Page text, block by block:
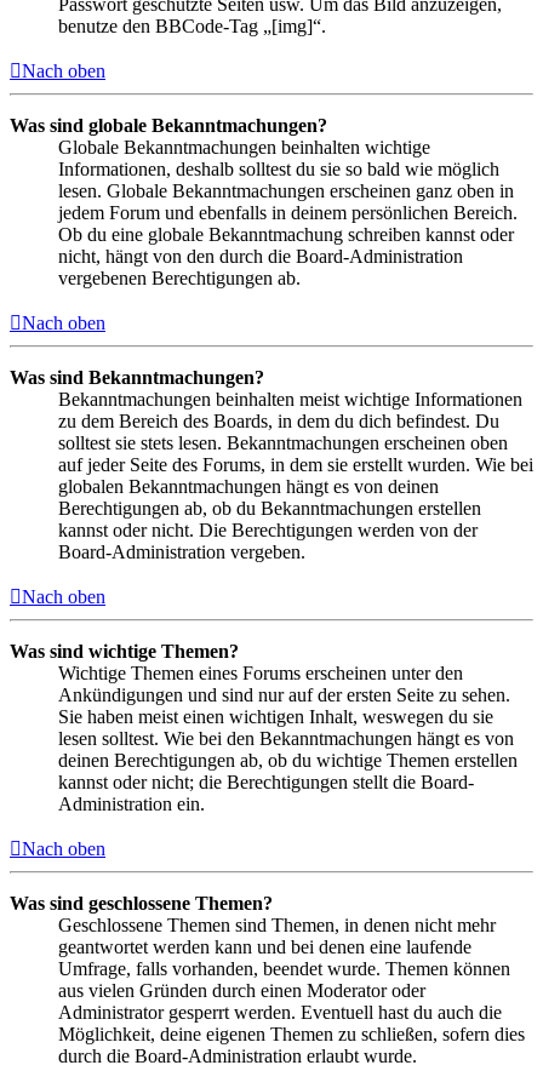
benutze den BBCode-Tag „[img]“.
Nach oben
Was sind globale Bekanntmachungen?
Globale Bekanntmachungen beinhalten wichtige
Informationen, deshalb solltest du sie so bald wie möglich
lesen. Globale Bekanntmachungen erscheinen ganz oben in
jedem Forum und ebenfalls in deinem persönlichen Bereich.
Ob du eine globale Bekanntmachung schreiben kannst oder
nicht, hängt von den durch die Board-Administration
vergebenen Berechtigungen ab.
Nach oben
Was sind Bekanntmachungen?
Bekanntmachungen beinhalten meist wichtige Informationen
zu dem Bereich des Boards, in dem du dich befindest. Du
solltest sie stets lesen. Bekanntmachungen erscheinen oben
auf jeder Seite des Forums, in dem sie erstellt wurden. Wie bei
globalen Bekanntmachungen hängt es von deinen
Berechtigungen ab, ob du Bekanntmachungen erstellen
kannst oder nicht. Die Berechtigungen werden von der
Board-Administration vergeben.
Nach oben
Was sind wichtige Themen?
Wichtige Themen eines Forums erscheinen unter den
Ankündigungen und sind nur auf der ersten Seite zu sehen.
Sie haben meist einen wichtigen Inhalt, weswegen du sie
lesen solltest. Wie bei den Bekanntmachungen hängt es von
deinen Berechtigungen ab, ob du wichtige Themen erstellen
kannst oder nicht; die Berechtigungen stellt die Board-
Administration ein.
Nach oben
Was sind geschlossene Themen?
Geschlossene Themen sind Themen, in denen nicht mehr
geantwortet werden kann und bei denen eine laufende
Umfrage, falls vorhanden, beendet wurde. Themen können
aus vielen Gründen durch einen Moderator oder
Administrator gesperrt werden. Eventuell hast du auch die
Möglichkeit, deine eigenen Themen zu schließen, sofern dies
durch die Board-Administration erlaubt wurde.